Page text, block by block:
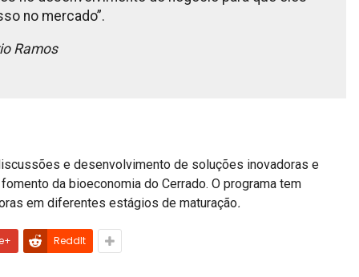
no mercado”.
Ramos
e desenvolvimento de soluções inovadoras e
da bioeconomia do Cerrado. O programa tem
em diferentes estágios de maturação.
ReddIt